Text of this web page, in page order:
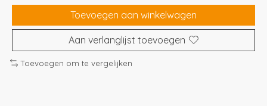
Toevoegen aan winkelwagen
Aan verlanglijst toevoegen
Toevoegen om te vergelijken